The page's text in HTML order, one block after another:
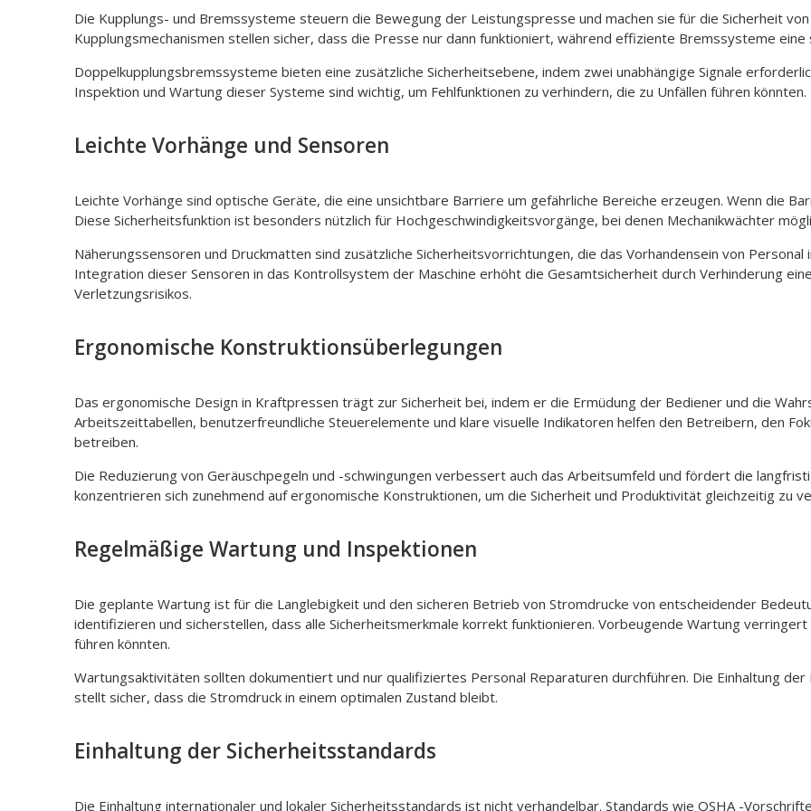
Die Kupplungs- und Bremssysteme steuern die Bewegung der Leistungspresse und machen sie für die Sicherheit
Kupplungsmechanismen stellen sicher, dass die Presse nur dann funktioniert, während effiziente Bremssysteme
Doppelkupplungsbremssysteme bieten eine zusätzliche Sicherheitsebene, indem zwei unabhängige Signale
Inspektion und Wartung dieser Systeme sind wichtig, um Fehlfunktionen zu verhindern, die zu Unfällen führen könnten.
Leichte Vorhänge und Sensoren
Leichte Vorhänge sind optische Geräte, die eine unsichtbare Barriere um gefährliche Bereiche erzeugen. Wenn die
Diese Sicherheitsfunktion ist besonders nützlich für Hochgeschwindigkeitsvorgänge, bei denen Mechanikwächter
Näherungssensoren und Druckmatten sind zusätzliche Sicherheitsvorrichtungen, die das Vorhandensein von
Integration dieser Sensoren in das Kontrollsystem der Maschine erhöht die Gesamtsicherheit durch Verhinderung
Verletzungsrisikos.
Ergonomische Konstruktionsüberlegungen
Das ergonomische Design in Kraftpressen trägt zur Sicherheit bei, indem er die Ermüdung der Bediener und die
Arbeitszeittabellen, benutzerfreundliche Steuerelemente und klare visuelle Indikatoren helfen den Betreibern, den
betreiben.
Die Reduzierung von Geräuschpegeln und -schwingungen verbessert auch das Arbeitsumfeld und fördert die
konzentrieren sich zunehmend auf ergonomische Konstruktionen, um die Sicherheit und Produktivität gleichzeitig zu
Regelmäßige Wartung und Inspektionen
Die geplante Wartung ist für die Langlebigkeit und den sicheren Betrieb von Stromdrucke von entscheidender
identifizieren und sicherstellen, dass alle Sicherheitsmerkmale korrekt funktionieren. Vorbeugende Wartung
führen könnten.
Wartungsaktivitäten sollten dokumentiert und nur qualifiziertes Personal Reparaturen durchführen. Die Einhaltung
stellt sicher, dass die Stromdruck in einem optimalen Zustand bleibt.
Einhaltung der Sicherheitsstandards
Die Einhaltung internationaler und lokaler Sicherheitsstandards ist nicht verhandelbar. Standards wie OSHA -